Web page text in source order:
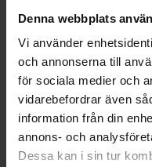
Denna webbplats
Vi använder
och annonserna till
för sociala medier och
vidarebefordrar även
information från din
annons- och
Dessa kan i sin tur